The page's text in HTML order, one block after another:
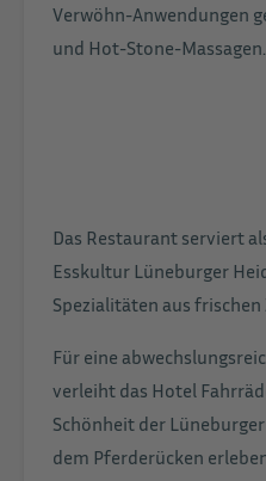
Verwöhn-Anwendungen
und Hot-Stone-Massagen.
Das Restaurant serviert
Esskultur Lüneburger
Spezialitäten aus frischen
Für eine
verleiht das Hotel
Schönheit der
dem Pferderücken